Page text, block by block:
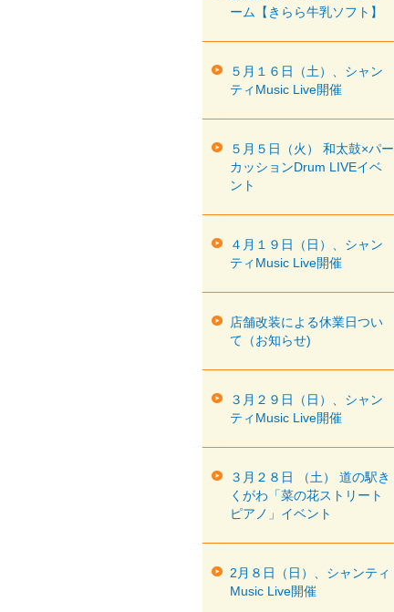
ーム【きらら牛乳ソフト】
５月１６日（土）、シャン
ティMusic Live開催
５月５日（火） 和太鼓×パー
カッションDrum LIVEイベ
ント
４月１９日（日）、シャン
ティMusic Live開催
店舗改装による休業日つい
て（お知らせ)
３月２９日（日）、シャン
ティMusic Live開催
３月２８日 （土） 道の駅き
くがわ「菜の花ストリート
ピアノ」イベント
2月８日（日）、シャンティ
Music Live開催